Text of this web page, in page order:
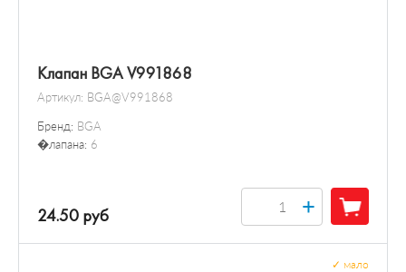
Клапан BGA V991868
Артикул: BGA@V991868
Бренд: BGA
�лапана: 6
24.50 руб +
мало